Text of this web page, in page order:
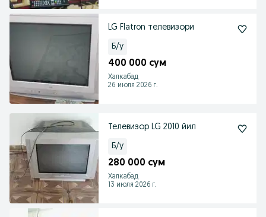
LG Flatron телевизори
Б/у
400 000 сум
Халкабад
26 июля 2026 г.
Телевизор LG 2010 йил
Б/у
280 000 сум
Халкабад
13 июля 2026 г.